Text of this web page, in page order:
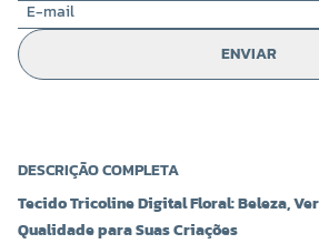
ENVIAR
DESCRIÇÃO COMPLETA
Tecido Tricoline Digital Floral: Beleza,
Qualidade para Suas Criações